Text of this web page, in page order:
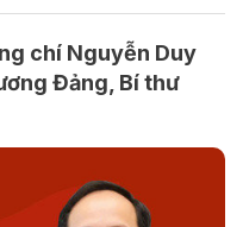
chí Nguyễn Duy
Đảng, Bí thư